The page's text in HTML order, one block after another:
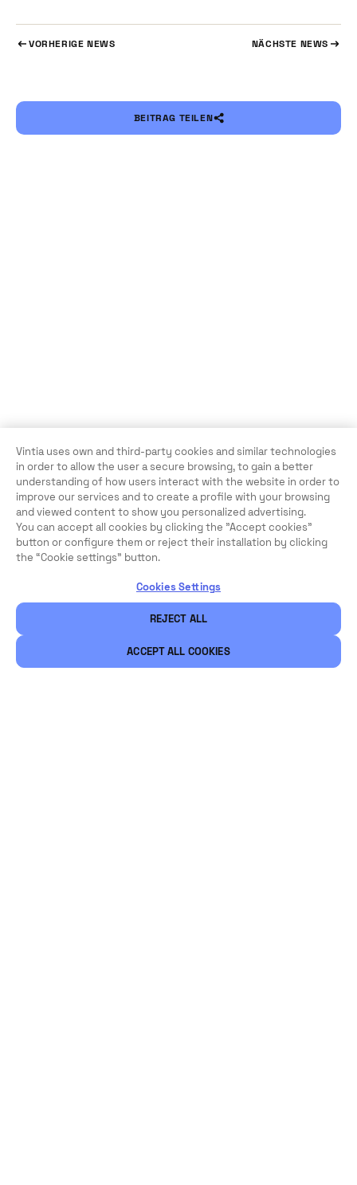
VORHERIGE NEWS NÄCHSTE NEWS
BEITRAG TEILEN
Vintia uses own and third-party cookies and similar technologies
in order to allow the user a secure browsing, to gain a better
understanding of how users interact with the website in order to
improve our services and to create a profile with your browsing
and viewed content to show you personalized advertising.
You can accept all cookies by clicking the "Accept cookies"
button or configure them or reject their installation by clicking
the “Cookie settings” button.
Cookies Settings
REJECT ALL
ACCEPT ALL COOKIES